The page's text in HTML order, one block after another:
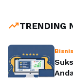
menjanjikan bagi
trending_upTRENDING